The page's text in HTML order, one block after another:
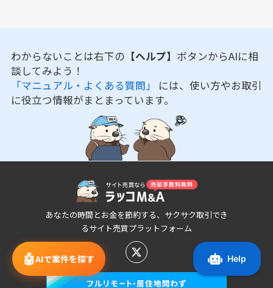
🤖AIで案件を探す
わからないことは右下の 【ヘルプ】 ボタンからAIに相
談してみよう！
「マニュアル・よくある質問」 には、使い方やお取引
に役立つ情報がまとまっています。
あなたの時間とお金を節約する、サクサク取引でき
るサイト売買プラットフォーム